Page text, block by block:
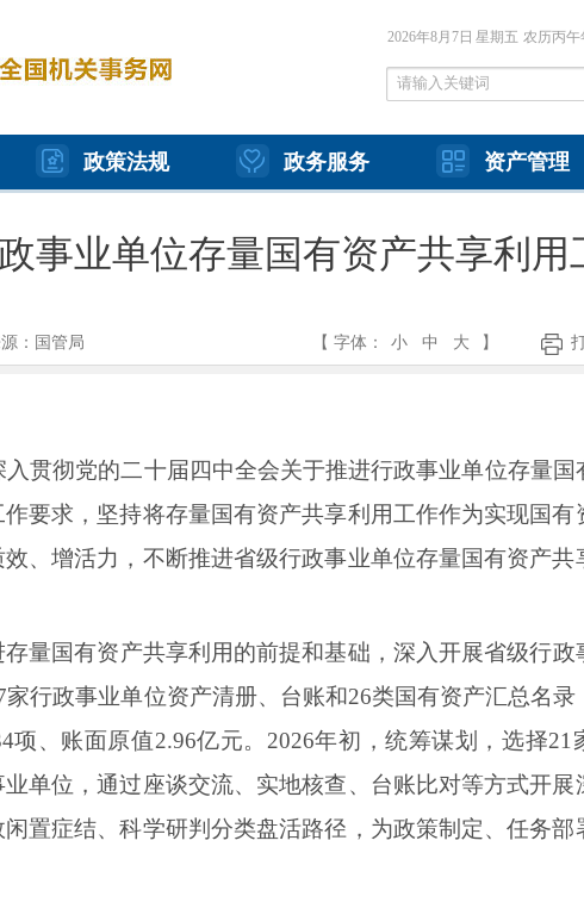
2026年8月7日 星期五 农历丙
政策法规 政务服务 资产管理
事业单位存量国有资产共享利用
：国管局 【 字体： 小 中 大 】
贯彻党的二十届四中全会关于推进行政事业单位存量国
要求，坚持将存量国有资产共享利用工作作为实现国有
、增活力，不断推进省级行政事业单位存量国有资产共
量国有资产共享利用的前提和基础，深入开展省级行政
行政事业单位资产清册、台账和26类国有资产汇总名录
项、账面原值2.96亿元。2026年初，统筹谋划，选择21
单位，通过座谈交流、实地核查、台账比对等方式开展
置症结、科学研判分类盘活路径，为政策制定、任务部